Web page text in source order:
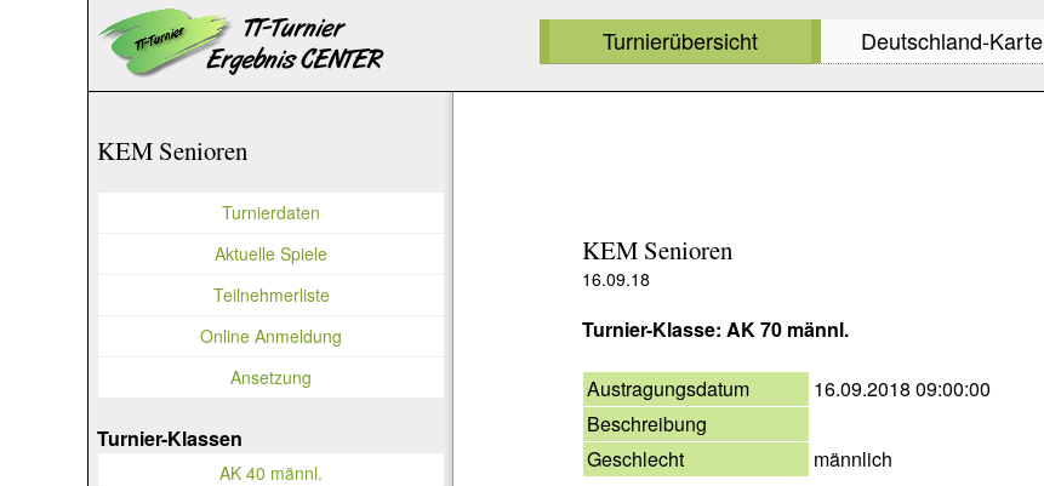
Turnierübersicht Deutschland-Karte
KEM Senioren
16.09.18
Turnier-Klasse: AK 70 männl.
Austragungsdatum
16.09.2018 09:00:00
Beschreibung
Geschlecht
männlich
KEM Senioren
Turnierdaten
Aktuelle Spiele
Teilnehmerliste
Online Anmeldung
Ansetzung
Turnier-Klassen
AK 40 männl.